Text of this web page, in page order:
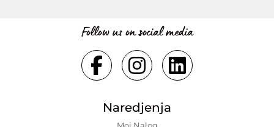
Follow us on social media
Naredjenja
Moj Nalog